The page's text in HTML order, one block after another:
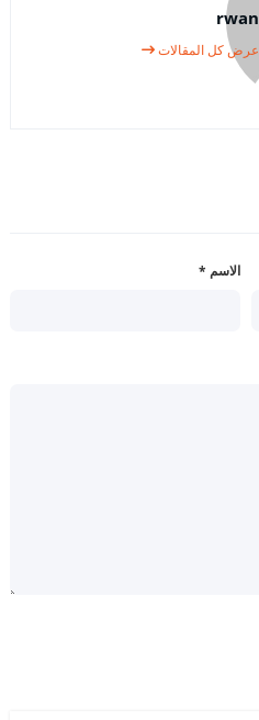
rwan
عرض كل المقالات
الاسم *